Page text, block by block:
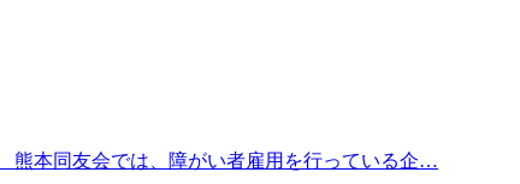
本同友会では、障がい者雇用を行っている企…